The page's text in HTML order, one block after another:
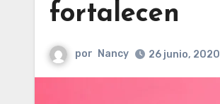
fortalecen
por Nancy 26 junio, 2020